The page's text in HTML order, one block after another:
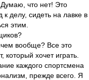
что нет! Это
делу, сидеть на лавке в
этим.
вообще? Все это
хочет играть.
каждого спортсмена
прежде всего. Я